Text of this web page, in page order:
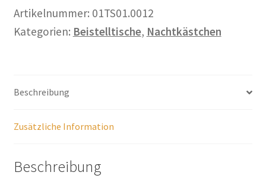
Artikelnummer: 01TS01.0012
Kategorien: Beistelltische, Nachtkästchen
Beschreibung
Zusätzliche Information
Beschreibung